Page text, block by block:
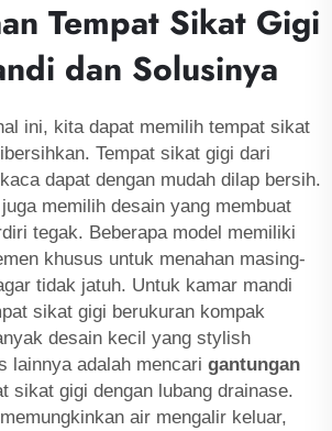
Tempat Sikat Gigi
dan Solusinya
ini, kita dapat memilih tempat sikat
Tempat sikat gigi dari
dapat dengan mudah dilap bersih.
memilih desain yang membuat
tegak. Beberapa model memiliki
khusus untuk menahan masing-
tidak jatuh. Untuk kamar mandi
sikat gigi berukuran kompak
desain kecil yang stylish
lainnya adalah mencari gantungan
sikat gigi dengan lubang drainase.
air mengalir keluar,